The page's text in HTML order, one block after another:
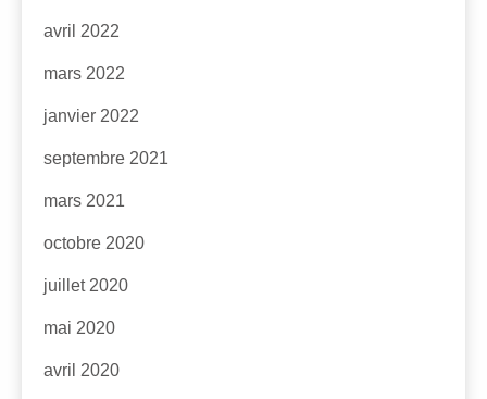
avril 2022
mars 2022
janvier 2022
septembre 2021
mars 2021
octobre 2020
juillet 2020
mai 2020
avril 2020